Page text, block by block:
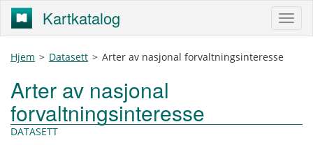
Kartkatalog
Hjem > Datasett > Arter av nasjonal forvaltningsinteresse
Arter av nasjonal
forvaltningsinteresse
DATASETT